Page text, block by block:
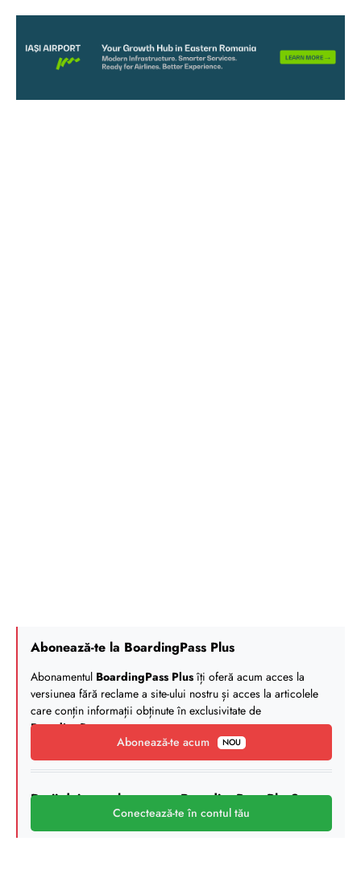
Abonează-te la BoardingPass Plus
Abonamentul BoardingPass Plusîți oferă acum acces la
versiunea fără reclame a site-ului nostru și acces la articolele
care conțin informații obținute în exclusivitate de
BoardingPass.
Abonează-te acum
NOU
Deții deja un abonament BoardingPass Plus?
Conectează-te în contul tău